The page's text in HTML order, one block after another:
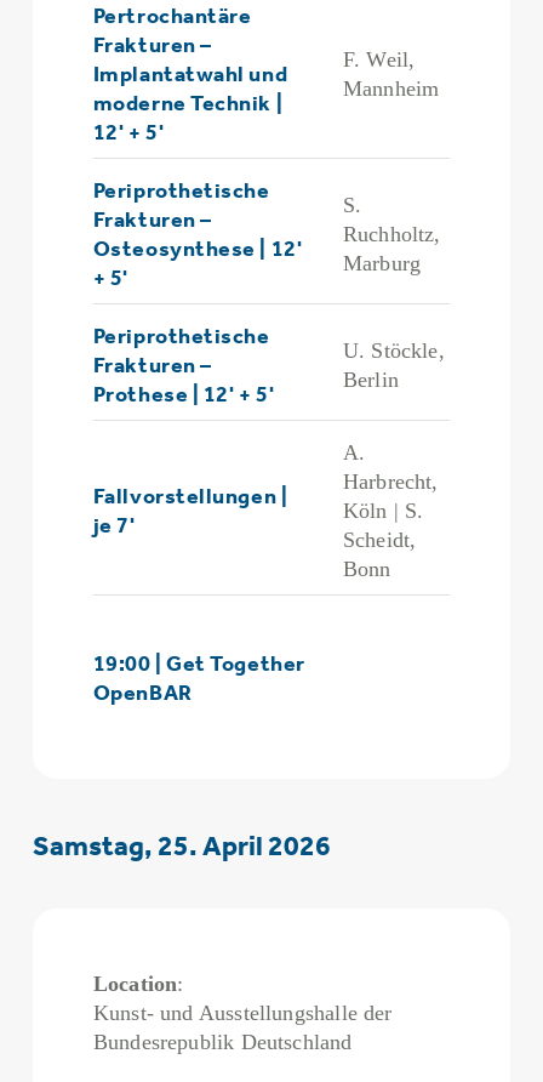
Pertrochantäre
Frakturen –
Implantatwahl und
moderne Technik |
12' + 5'
F. Weil,
Mannheim
Periprothetische
Frakturen –
Osteosynthese | 12'
+ 5'
S.
Ruchholtz,
Marburg
Periprothetische
Frakturen –
Prothese | 12' + 5'
U. Stöckle,
Berlin
Fallvorstellungen |
je 7'
A.
Harbrecht,
Köln | S.
Scheidt,
Bonn
19:00 | Get Together
OpenBAR
Samstag, 25. April 2026
Location:
Kunst- und Ausstellungshalle der
Bundesrepublik Deutschland